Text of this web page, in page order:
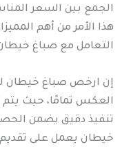
الجمع بين السعر
هذا الأمر من أهم
التعامل مع صباغ
إن ارخص صباغ خيطان لا
العكس تمامًا، حيث يتم
تنفيذ دقيق يضمن
خيطان يعمل على